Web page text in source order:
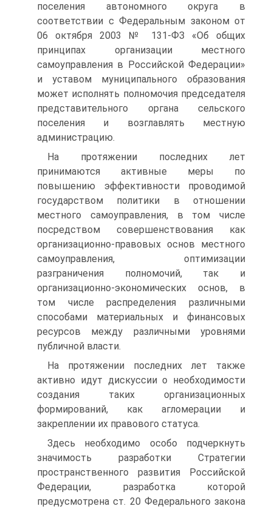
поселения автономного округа в
соответствии с Федеральным законом от
06 октября 2003 № 131-ФЗ «Об общих
принципах организации местного
самоуправления в Российской Федерации»
и уставом муниципального образования
может исполнять полномочия председателя
представительного органа сельского
поселения и возглавлять местную
администрацию.
На протяжении последних лет
принимаются активные меры по
повышению эффективности проводимой
государством политики в отношении
местного самоуправления, в том числе
посредством совершенствования как
организационно-правовых основ местного
самоуправления, оптимизации
разграничения полномочий, так и
организационно-экономических основ, в
том числе распределения различными
способами материальных и финансовых
ресурсов между различными уровнями
публичной власти.
На протяжении последних лет также
активно идут дискуссии о необходимости
создания таких организационных
формирований, как агломерации и
закреплении их правового статуса.
Здесь необходимо особо подчеркнуть
значимость разработки Стратегии
пространственного развития Российской
Федерации, разработка которой
предусмотрена ст. 20 Федерального закона